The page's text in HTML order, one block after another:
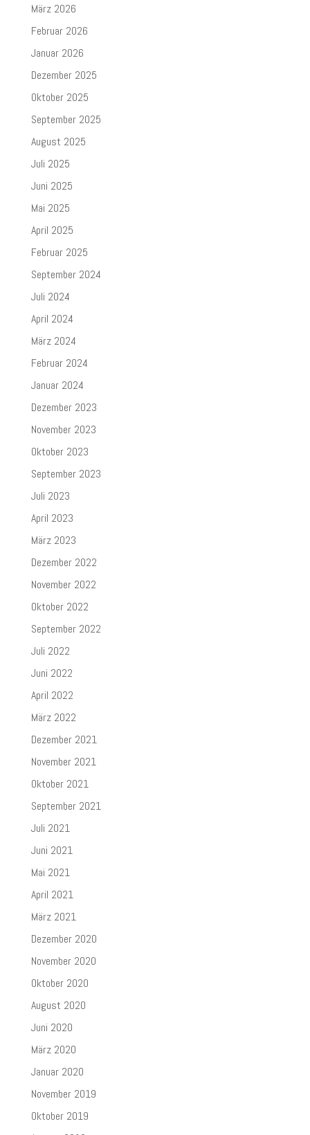
März 2026
Februar 2026
Januar 2026
Dezember 2025
Oktober 2025
September 2025
August 2025
Juli 2025
Juni 2025
Mai 2025
April 2025
Februar 2025
September 2024
Juli 2024
April 2024
März 2024
Februar 2024
Januar 2024
Dezember 2023
November 2023
Oktober 2023
September 2023
Juli 2023
April 2023
März 2023
Dezember 2022
November 2022
Oktober 2022
September 2022
Juli 2022
Juni 2022
April 2022
März 2022
Dezember 2021
November 2021
Oktober 2021
September 2021
Juli 2021
Juni 2021
Mai 2021
April 2021
März 2021
Dezember 2020
November 2020
Oktober 2020
August 2020
Juni 2020
März 2020
Januar 2020
November 2019
Oktober 2019